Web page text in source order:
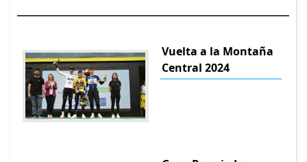
Vuelta a la Montaña
Central 2024